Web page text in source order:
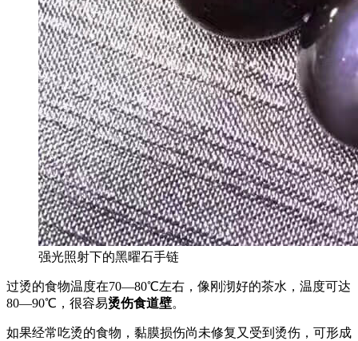
强光照射下的黑曜石手链
过烫的食物温度在70—80℃左右，像刚沏好的茶水，温度可达
80—90℃，很容易烫伤食道壁。
如果经常吃烫的食物，黏膜损伤尚未修复又受到烫伤，可形成